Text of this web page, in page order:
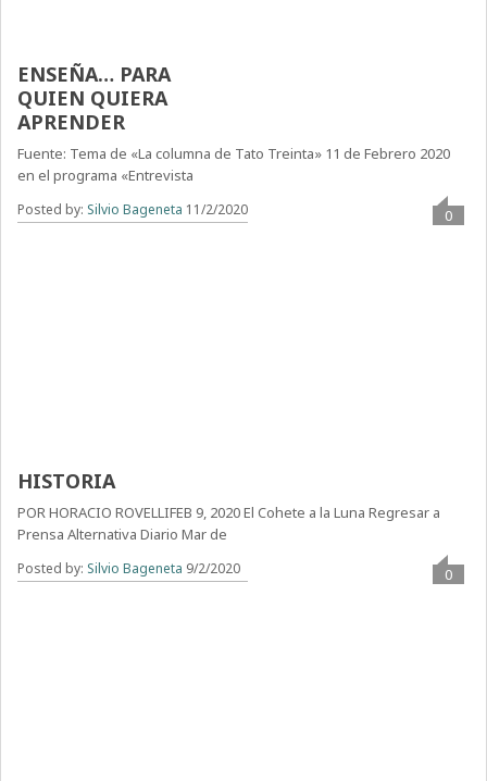
ENSEÑA… PARA
QUIEN QUIERA
APRENDER
Fuente: Tema de «La columna de Tato Treinta» 11 de Febrero 2020
en el programa «Entrevista
Posted by: Silvio Bageneta 11/2/2020 0
HISTORIA
POR HORACIO ROVELLIFEB 9, 2020 El Cohete a la Luna Regresar a
Prensa Alternativa Diario Mar de
Posted by: Silvio Bageneta 9/2/2020 0